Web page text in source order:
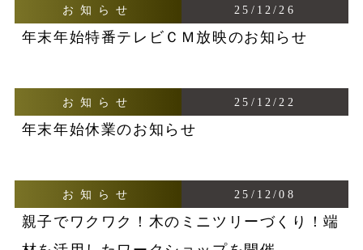
お知らせ 25/12/26
年末年始特番テレビＣＭ放映のお知らせ
お知らせ 25/12/22
年末年始休業のお知らせ
お知らせ 25/12/08
親子でワクワク！木のミニツリーづくり！端